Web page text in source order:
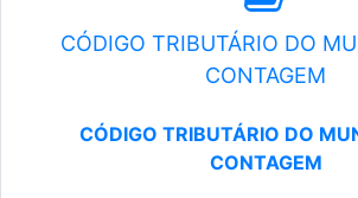
CÓDIGO TRIBUTÁRIO DO
CONTAGEM
CÓDIGO TRIBUTÁRIO DO
CONTAGEM